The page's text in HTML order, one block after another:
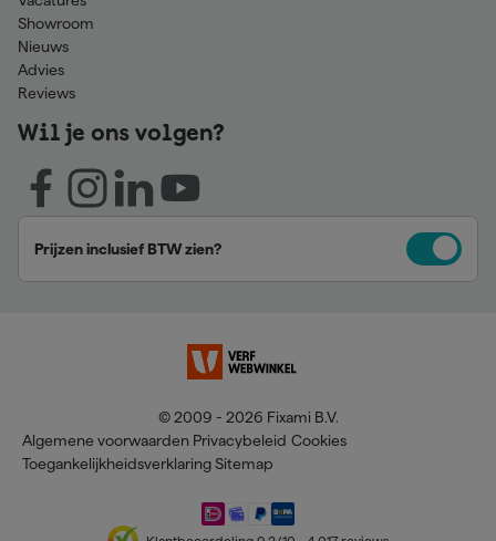
Showroom
Nieuws
Advies
Reviews
Wil je ons volgen?
Prijzen inclusief BTW zien?
© 2009 - 2026 Fixami B.V.
Algemene voorwaarden Privacybeleid Cookies
Toegankelijkheidsverklaring Sitemap